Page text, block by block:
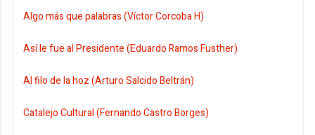
Algo más que palabras (Víctor Corcoba H)
Así le fue al Presidente (Eduardo Ramos Fusther)
Al filo de la hoz (Arturo Salcido Beltrán)
Catalejo Cultural (Fernando Castro Borges)